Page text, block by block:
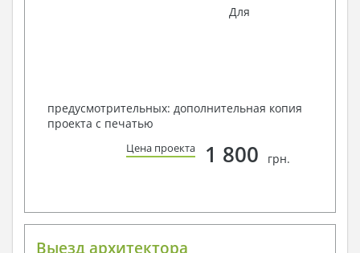
Для
предусмотрительных: дополнительная копия
проекта с печатью
Цена проекта 1 800 грн.
Выезд архитектора